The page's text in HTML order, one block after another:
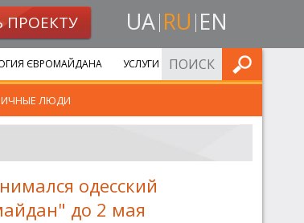
UA RU EN
ЛЮДИ
ЄВРОМАЙДАНА УСЛУГИ ИСКАТЬ
одесский
до 2 мая